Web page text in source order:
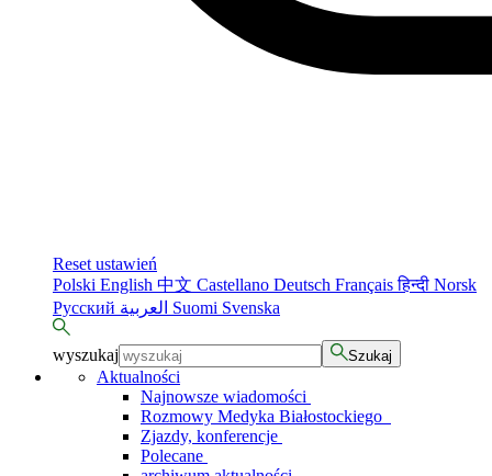
Reset ustawień
Polski English 中文 Castellano Deutsch Françaisहिन्दी Norsk
Русский
Suomi Svenska
wyszukaj Szukaj
Aktualności
Najnowsze wiadomości
Rozmowy Medyka Białostockiego
Zjazdy, konferencje
Polecane